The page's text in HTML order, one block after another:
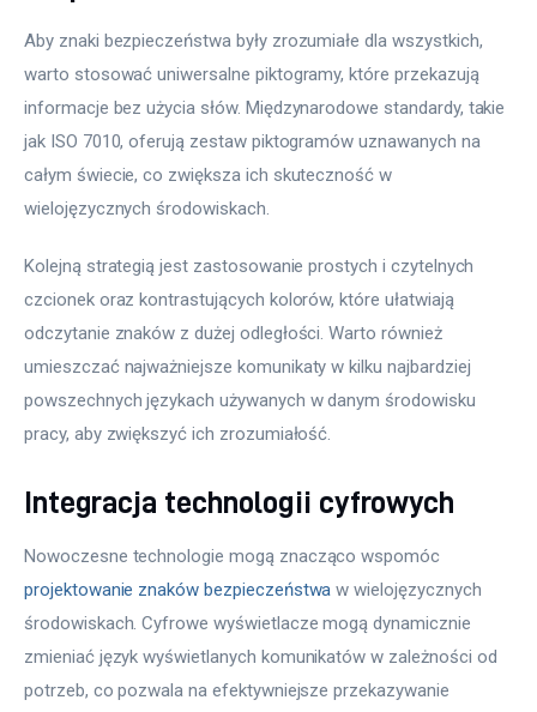
Aby znaki bezpieczeństwa były zrozumiałe dla wszystkich,
warto stosować uniwersalne piktogramy, które przekazują
informacje bez użycia słów. Międzynarodowe standardy, takie
jak ISO 7010, oferują zestaw piktogramów uznawanych na
całym świecie, co zwiększa ich skuteczność w
wielojęzycznych środowiskach.
Kolejną strategią jest zastosowanie prostych i czytelnych
czcionek oraz kontrastujących kolorów, które ułatwiają
odczytanie znaków z dużej odległości. Warto również
umieszczać najważniejsze komunikaty w kilku najbardziej
powszechnych językach używanych w danym środowisku
pracy, aby zwiększyć ich zrozumiałość.
Integracja technologii cyfrowych
Nowoczesne technologie mogą znacząco wspomóc
projektowanie znaków bezpieczeństwa w wielojęzycznych
środowiskach. Cyfrowe wyświetlacze mogą dynamicznie
zmieniać język wyświetlanych komunikatów w zależności od
potrzeb, co pozwala na efektywniejsze przekazywanie